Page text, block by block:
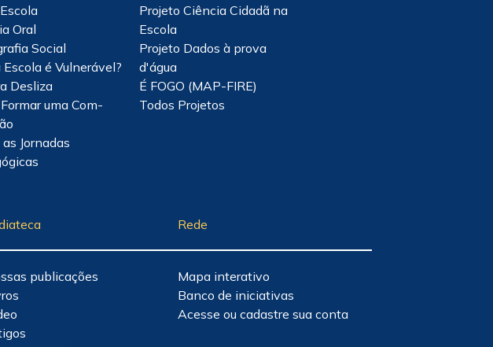
Oral
Social
Escola é Vulnerável?
Desliza
uma Com-
Jornadas
Projeto Ciência Cidadã na
Escola
Projeto Dados à prova
d'água
É FOGO (MAP-FIRE)
Todos Projetos
publicações
Rede
Mapa interativo
Banco de iniciativas
Acesse ou cadastre sua conta